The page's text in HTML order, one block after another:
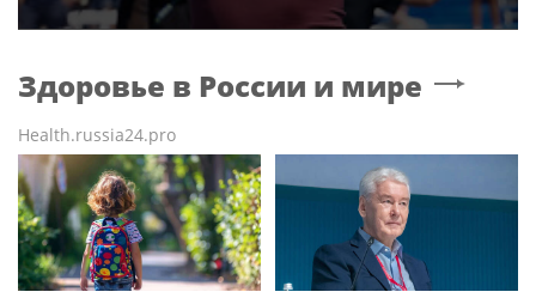
Здоровье в России и мире
Health.russia24.pro